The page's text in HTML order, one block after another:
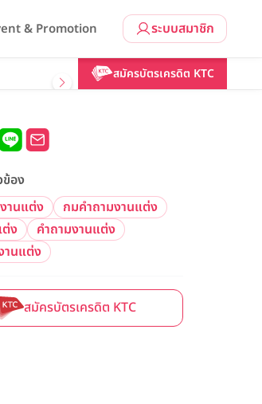
ระบบสมาชิก
& Promotion
สมัครบัตรเครดิต KTC
ข้อง
านแต่ง
กมคำถามงานแต่ง
ต่ง
คำถามงานแต่ง
านแต่ง
สมัครบัตรเครดิต KTC